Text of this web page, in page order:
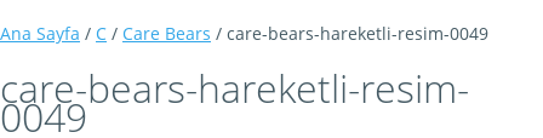
Ana Sayfa / C / Care Bears / care-bears-hareketli-resim-0049
care-bears-hareketli-resim-
0049